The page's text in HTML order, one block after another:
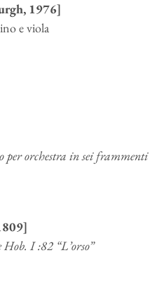
1976]
e viola
per orchestra in sei frammenti
I :82 “L’orso”